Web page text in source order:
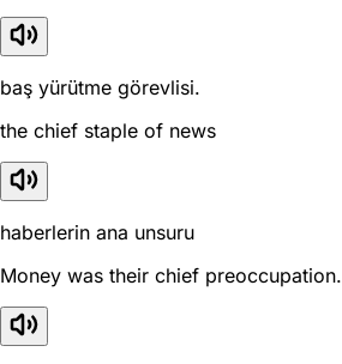
baş yürütme görevlisi.
the chief staple of news
haberlerin ana unsuru
Money was their chief preoccupation.